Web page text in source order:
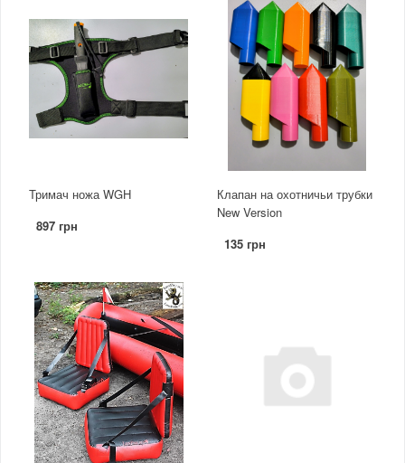
Тримач ножа WGH
897 грн
Клапан на охотничьи трубки
New Version
135 грн